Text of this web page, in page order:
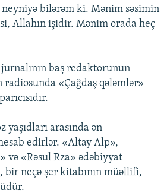
neyniyə bilərəm ki. Mənim səsimin
Allahın işidir. Mənim orada heç
baş redaktorunun
«Çağdaş qələmlər»
yaşıdları arasında ən
edirlər. «Altay Alp»,
və «Rəsul Rza» ədəbiyyat
bir neçə şer kitabının müəllifi,